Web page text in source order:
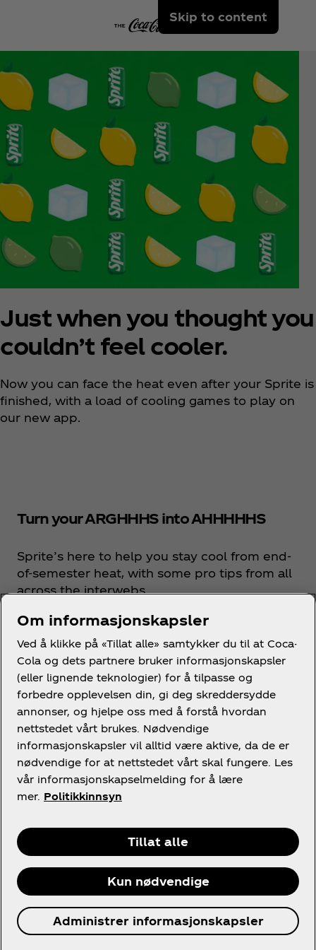
Skip to content
Just when you thought you
couldn’t feel cooler. ​
Now you can face the heat even after your Sprite is
finished, with a load of cooling games to play on
our new app.
Turn your ARGHHHS into AHHHHHS
Sprite’s here to help you stay cool from end-
of-semester heat, with some pro tips from all
across the interwebs.
Play to chill
Retningslinjer for personvern
Bruk av informasjonskapsler
Informasjonskapselinnstillinger
© 2026 The Coca‑Cola Company. All rights
reserved.
Om informasjonskapsler
Ved å klikke på «Tillat alle» samtykker du til at Coca-
Cola og dets partnere bruker informasjonskapsler
(eller lignende teknologier) for å tilpasse og
forbedre opplevelsen din, gi deg skreddersydde
annonser, og hjelpe oss med å forstå hvordan
nettstedet vårt brukes. Nødvendige
informasjonskapsler vil alltid være aktive, da de er
nødvendige for at nettstedet vårt skal fungere. Les
vår informasjonskapselmelding for å lære
mer. Politikkinnsyn
Tillat alle
Kun nødvendige
Administrer informasjonskapsler